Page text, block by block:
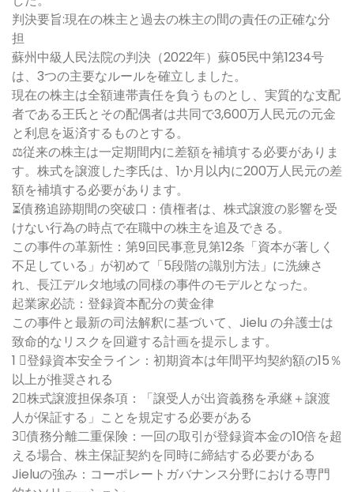
判決要旨:現在の株主と過去の株主の間の責任の正確な分
担
蘇州中級人民法院の判決（2022年）蘇05民中第1234号
は、3つの主要なルールを確立しました。
現在の株主は全額連帯責任を負うものとし、実質的な支配
者である王氏とその配偶者は共同で3,600万人民元の元金
と利息を返済するものとする。
⚖従来の株主は一定期間内に差額を補填する必要がありま
す。株式を譲渡した李氏は、1か月以内に200万人民元の差
額を補填する必要があります。
⏳債務追跡期間の突破口：債権者は、株式譲渡の影響を受
けない行為の時点で在職中の株主を追及できる。
この事件の革新性：第9回民事意見第12条「資本が著しく
不足している」が初めて「5段階の識別方法」に洗練さ
れ、長江デルタ地域の同様の事件のモデルとなった。
起業家必読：登録資本配分の黄金律
この事件と最新の司法解釈に基づいて、Jielu の弁護士は
致命的なリスクを回避する計画を提示します。
1 ⃣登録資本安全ライン：初期資本は年間平均契約額の15％
以上が推奨される
2⃣株式譲渡担保条項：「譲受人が出資義務を承継＋譲渡
人が保証する」ことを規定する必要がある
3⃣債務分離二重保険：一回の取引が登録資本金の10倍を超
える場合、株主保証契約を同時に締結する必要がある
Jieluの強み：コーポレートガバナンス分野における専門